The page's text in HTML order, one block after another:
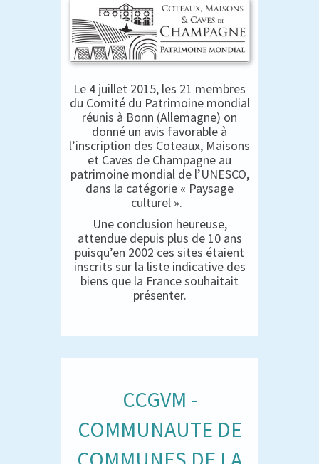
Le 4 juillet 2015, les 21 membres
du Comité du Patrimoine mondial
réunis à Bonn (Allemagne) on
donné un avis favorable à
l’inscription des Coteaux, Maisons
et Caves de Champagne au
patrimoine mondial de l’UNESCO,
dans la catégorie « Paysage
culturel ».
Une conclusion heureuse,
attendue depuis plus de 10 ans
puisqu’en 2002 ces sites étaient
inscrits sur la liste indicative des
biens que la France souhaitait
présenter.
CCGVM -
COMMUNAUTE DE